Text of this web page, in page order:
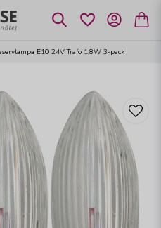
E10 24V Trafo 1,8W 3-pack